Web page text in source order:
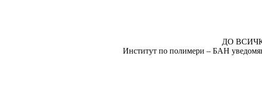
ДО
Институт по полимери – БАН